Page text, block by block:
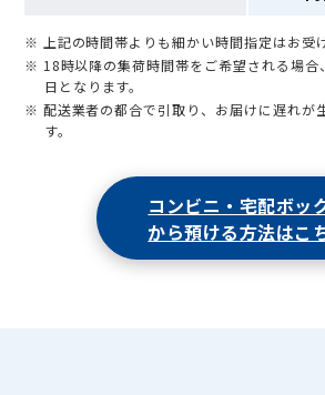
※ 上記の時間帯よりも細かい時間指定はお受
※ 18時以降の集荷時間帯をご希望される場合
日となります。
※ 配送業者の都合で引取り、お届けに遅れが
す。
コンビニ・宅配ボッ
から預ける方法はこ